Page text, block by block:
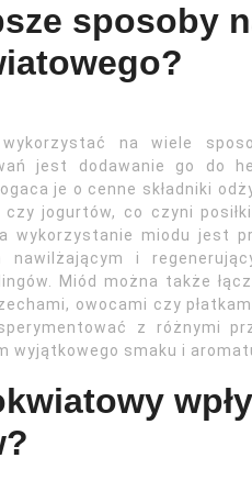
sposoby
na wiele
jest dodawanie go do
je o cenne składniki
jogurtów, co czyni
wykorzystanie miodu jest
nawilżającym i
Miód można także
owocami czy
z różnymi
wyjątkowego smaku i